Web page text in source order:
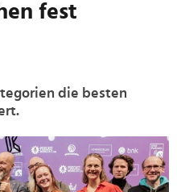
fest
die besten